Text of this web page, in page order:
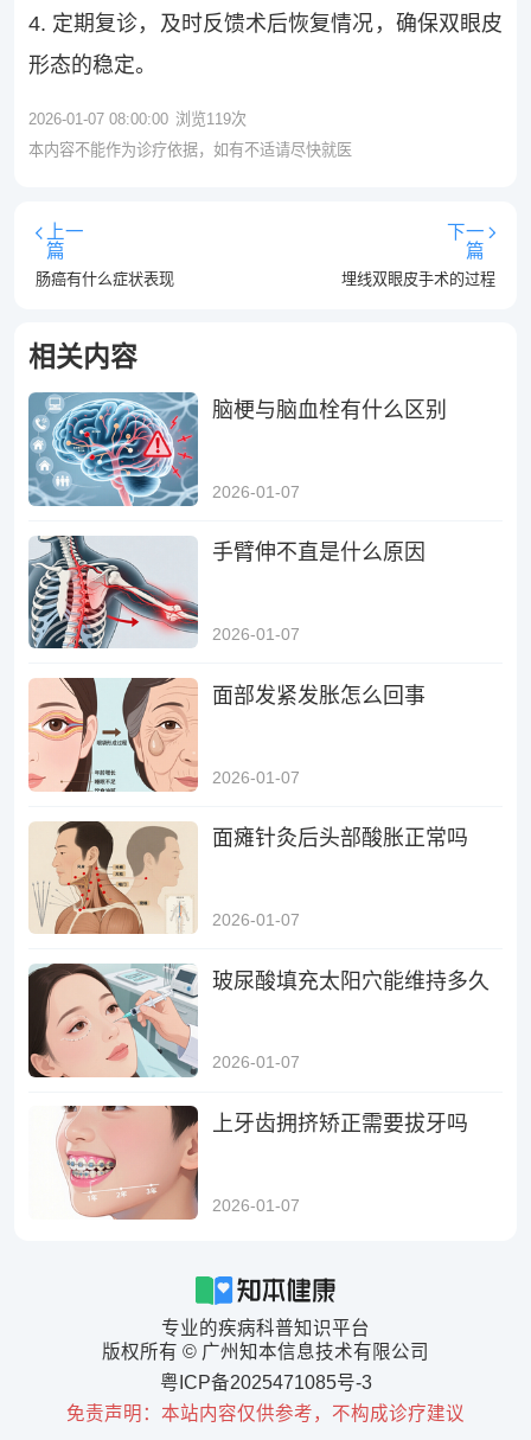
4. 定期复诊，及时反馈术后恢复情况，确保双眼皮
形态的稳定。
2026-01-07 08:00:00 浏览119次
本内容不能作为诊疗依据，如有不适请尽快就医
上一
篇
肠癌有什么症状表现
下一
篇
埋线双眼皮手术的过程
相关内容
脑梗与脑血栓有什么区别
2026-01-07
手臂伸不直是什么原因
2026-01-07
面部发紧发胀怎么回事
2026-01-07
面瘫针灸后头部酸胀正常吗
2026-01-07
玻尿酸填充太阳穴能维持多久
2026-01-07
上牙齿拥挤矫正需要拔牙吗
2026-01-07
专业的疾病科普知识平台
版权所有 © 广州知本信息技术有限公司
粤ICP备2025471085号-3
免责声明：本站内容仅供参考，不构成诊疗建议